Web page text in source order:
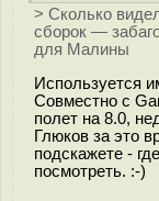
> Сколько
сборок —
для Малины
Используется
Совместно с
полет на 8.0,
Глюков за это
подскажете -
посмотреть. :-)